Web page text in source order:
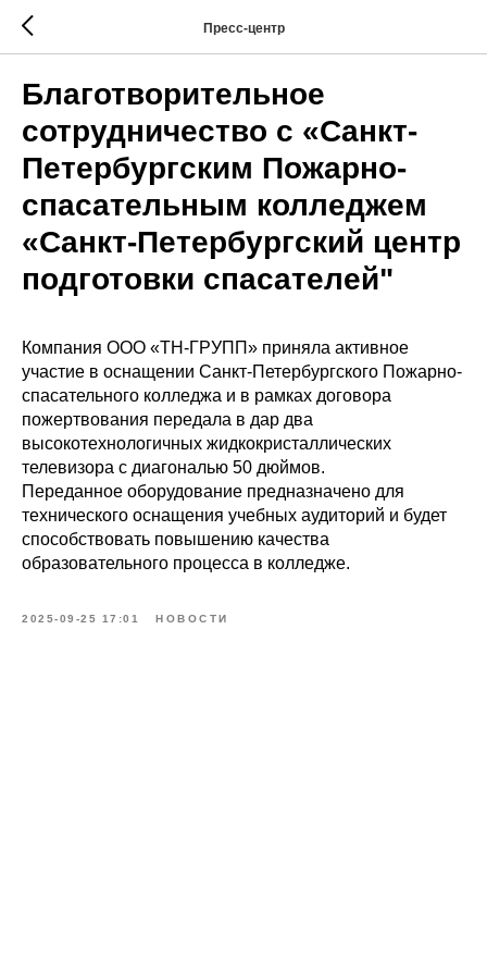
Пресс-центр
Благотворительное
сотрудничество с «Санкт-
Петербургским Пожарно-
спасательным колледжем
«Санкт-Петербургский центр
подготовки спасателей"
Компания ООО «ТН-ГРУПП» приняла активное
участие в оснащении Санкт-Петербургского Пожарно-
спасательного колледжа и в рамках договора
пожертвования передала в дар два
высокотехнологичных жидкокристаллических
телевизора с диагональю 50 дюймов.
Переданное оборудование предназначено для
технического оснащения учебных аудиторий и будет
способствовать повышению качества
образовательного процесса в колледже.
2025-09-25 17:01 НОВОСТИ